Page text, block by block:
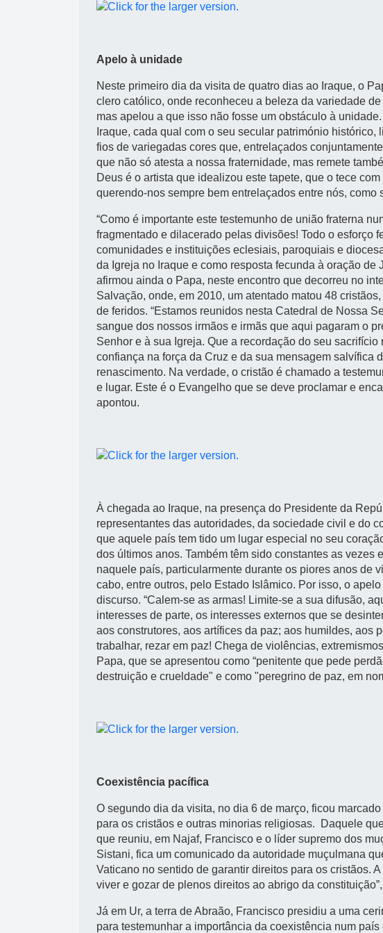
Apelo à unidade
Neste primeiro dia da visita de quatro dias ao Iraque, o
clero católico, onde reconheceu a beleza da variedade
mas apelou a que isso não fosse um obstáculo à
Iraque, cada qual com o seu secular património
fios de variegadas cores que, entrelaçados
que não só atesta a nossa fraternidade, mas remete
Deus é o artista que idealizou este tapete, que o tece
querendo-nos sempre bem entrelaçados entre nós, como
“Como é importante este testemunho de união fraterna
fragmentado e dilacerado pelas divisões! Todo o esforço
comunidades e instituições eclesiais, paroquiais e
da Igreja no Iraque e como resposta fecunda à oração de
afirmou ainda o Papa, neste encontro que decorreu no
Salvação, onde, em 2010, um atentado matou 48
de feridos. “Estamos reunidos nesta Catedral de Nossa
sangue dos nossos irmãos e irmãs que aqui pagaram o
Senhor e à sua Igreja. Que a recordação do seu
confiança na força da Cruz e da sua mensagem salvífica
renascimento. Na verdade, o cristão é chamado a
e lugar. Este é o Evangelho que se deve proclamar e
apontou.
À chegada ao Iraque, na presença do Presidente da
representantes das autoridades, da sociedade civil e do
que aquele país tem tido um lugar especial no seu
dos últimos anos. Também têm sido constantes as vezes
naquele país, particularmente durante os piores anos de
cabo, entre outros, pelo Estado Islâmico. Por isso, o
discurso. “Calem-se as armas! Limite-se a sua difusão,
interesses de parte, os interesses externos que se
aos construtores, aos artífices da paz; aos humildes, aos
trabalhar, rezar em paz! Chega de violências,
Papa, que se apresentou como “penitente que pede
destruição e crueldade" e como "peregrino de paz, em
Coexistência pacífica
O segundo dia da visita, no dia 6 de março, ficou
para os cristãos e outras minorias religiosas. Daquele
que reuniu, em Najaf, Francisco e o líder supremo dos
Sistani, fica um comunicado da autoridade muçulmana
Vaticano no sentido de garantir direitos para os cristãos.
viver e gozar de plenos direitos ao abrigo da
Já em Ur, a terra de Abraão, Francisco presidiu a uma
para testemunhar a importância da coexistência num